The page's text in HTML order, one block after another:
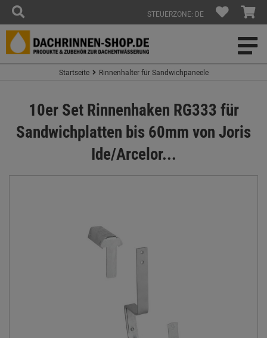
STEUERZONE: DE
Startseite Rinnenhalter für Sandwichpaneele
10er Set Rinnenhaken RG333 für
Sandwichplatten bis 60mm von Joris
Ide/Arcelor...